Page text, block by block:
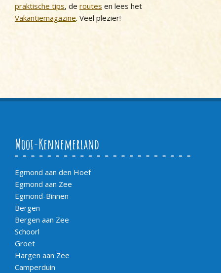
praktische tips, de routes en lees het
Vakantiemagazine. Veel plezier!
Mooi-Kennemerland
Egmond aan den Hoef
Egmond aan Zee
Egmond-Binnen
Bergen
Bergen aan Zee
Schoorl
Groet
Hargen aan Zee
Camperduin